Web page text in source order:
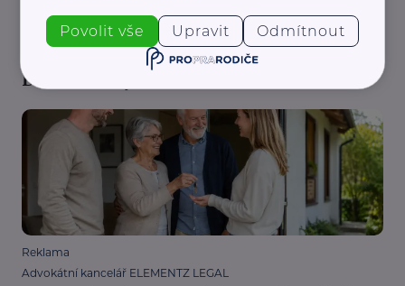
Další články
Reklama
Advokátní kancelář ELEMENTZ LEGAL
Povolit vše Upravit Odmítnout